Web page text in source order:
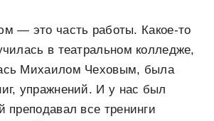
— это часть работы. Какое-то
в театральном колледже,
Михаилом Чеховым, была
упражнений. И у нас был
преподавал все тренинги